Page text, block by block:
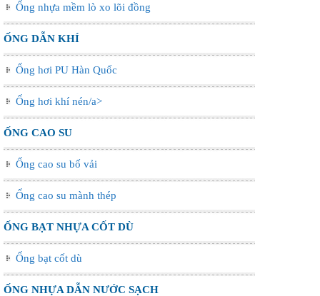
Ống nhựa mềm lò xo lõi đồng
ỐNG DẪN KHÍ
Ống hơi PU Hàn Quốc
Ống hơi khí nén/a>
ỐNG CAO SU
Ống cao su bố vải
Ống cao su mành thép
ỐNG BẠT NHỰA CỐT DÙ
Ống bạt cốt dù
ỐNG NHỰA DẪN NƯỚC SẠCH